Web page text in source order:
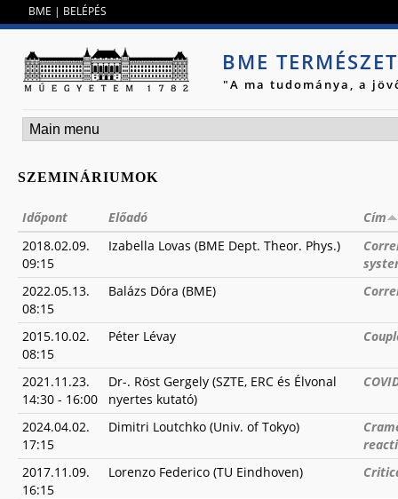
BME | BELÉPÉS
BME
"A ma tudománya, a
SZEMINÁRIUMOK
Időpont Előadó
Cím
2018.02.09.
09:15
Izabella Lovas (BME Dept. Theor. Phys.)
2022.05.13.
08:15
Balázs Dóra (BME)
2015.10.02.
08:15
Péter Lévay
2021.11.23.
14:30 - 16:00
Dr-. Röst Gergely (SZTE, ERC és Élvonal
nyertes kutató)
2024.04.02.
17:15
Dimitri Loutchko (Univ. of Tokyo)
2017.11.09.
16:15
Lorenzo Federico (TU Eindhoven)